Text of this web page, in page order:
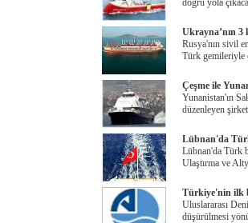
doğru yola
Ukrayna’nın
Rusya'nın sivil
Türk
Çeşme ile
Yunanistan'ın
düzenleyen
Lübnan'da
Lübnan'da Türk
Ulaştırma ve
Türkiye'nin ilk
Uluslararası
düşürülmesi